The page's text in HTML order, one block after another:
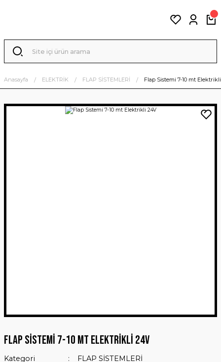
Anasayfa ELEKTRİK FLAP SİSTEMLERİ Flap Sistemi 7-10 mt
Flap Sistemi 7-10 mt Elektrikli 24V
Kategori
FLAP SİSTEMLERİ